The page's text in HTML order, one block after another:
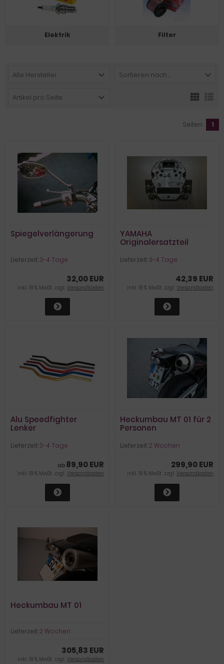
Elektrik Filter
Alle Hersteller Sortieren nach ...
Artikel pro Seite
Seiten: 1
Spiegelverlängerung
Lieferzeit:3-4 Tage
32,00 EUR
inkl. 19 % MwSt. zzgl. Versandkosten
YAMAHA
Originalersatzteil
MT01
Lieferzeit:3-4 Tage
42,39 EUR
inkl. 19 % MwSt. zzgl. Versandkosten
Alu Speedfighter
Lenker
Lieferzeit:3-4 Tage
ab 89,90 EUR
inkl. 19 % MwSt. zzgl. Versandkosten
Heckumbau MT 01 für 2
Personen
Lieferzeit:2 Wochen
299,90 EUR
inkl. 19 % MwSt. zzgl. Versandkosten
Heckumbau MT 01
Lieferzeit:2 Wochen
305,83 EUR
inkl. 19 % MwSt. zzgl. Versandkosten